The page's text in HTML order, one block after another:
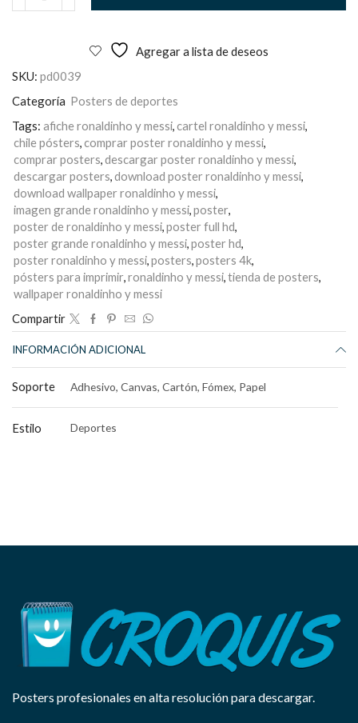
Agregar a lista de deseos
SKU: pd0039
Categoría Posters de deportes
Tags: afiche ronaldinho y messi cartel ronaldinho y messi
chile pósters comprar poster ronaldinho y messi
comprar posters descargar poster ronaldinho y messi
descargar posters download poster ronaldinho y messi
download wallpaper ronaldinho y messi
imagen grande ronaldinho y messi poster
poster de ronaldinho y messi poster full hd
poster grande ronaldinho y messi poster hd
poster ronaldinho y messi posters posters 4k
pósters para imprimir ronaldinho y messi tienda de posters
wallpaper ronaldinho y messi
Compartir
INFORMACIÓN ADICIONAL
Soporte Adhesivo, Canvas, Cartón, Fómex, Papel
Estilo Deportes
Posters profesionales en alta resolución para descargar.